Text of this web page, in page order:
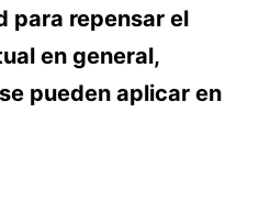
para repensar el
en general,
pueden aplicar en